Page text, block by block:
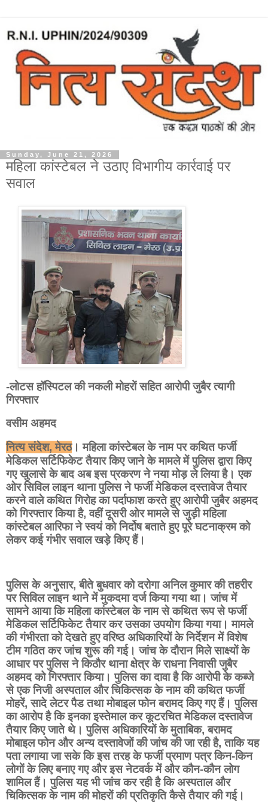
Sunday, June 21, 2026
महिला कांस्टेबल ने उठाए विभागीय कार्रवाई पर
सवाल
-लोटस हॉस्पिटल की नकली मोहरों सहित आरोपी जुबैर त्यागी
गिरफ्तार
वसीम अहमद
नित्य संदेश,मेरठ। महिला कांस्टेबल के नाम पर कथित फर्जी
मेडिकल सर्टिफिकेट तैयार किए जाने के मामले में पुलिस द्वारा किए
गए खुलासे के बाद अब इस प्रकरण ने नया मोड़ ले लिया है। एक
ओर सिविल लाइन थाना पुलिस ने फर्जी मेडिकल दस्तावेज तैयार
करने वाले कथित गिरोह का पर्दाफाश करते हुए आरोपी जुबैर अहमद
को गिरफ्तार किया है, वहीं दूसरी ओर मामले से जुड़ी महिला
कांस्टेबल आरिफा ने स्वयं को निर्दोष बताते हुए पूरे घटनाक्रम को
लेकर कई गंभीर सवाल खड़े किए हैं।
पुलिस के अनुसार, बीते बुधवार को दरोगा अनिल कुमार की तहरीर
पर सिविल लाइन थाने में मुकदमा दर्ज किया गया था। जांच में
सामने आया कि महिला कांस्टेबल के नाम से कथित रूप से फर्जी
मेडिकल सर्टिफिकेट तैयार कर उसका उपयोग किया गया। मामले
की गंभीरता को देखते हुए वरिष्ठ अधिकारियों के निर्देशन में विशेष
टीम गठित कर जांच शुरू की गई। जांच के दौरान मिले साक्ष्यों के
आधार पर पुलिस ने किठौर थाना क्षेत्र के राधना निवासी जुबैर
अहमद को गिरफ्तार किया। पुलिस का दावा है कि आरोपी के कब्जे
से एक निजी अस्पताल और चिकित्सक के नाम की कथित फर्जी
मोहरें, सादे लेटर पैड तथा मोबाइल फोन बरामद किए गए हैं। पुलिस
का आरोप है कि इनका इस्तेमाल कर कूटरचित मेडिकल दस्तावेज
तैयार किए जाते थे। पुलिस अधिकारियों के मुताबिक, बरामद
मोबाइल फोन और अन्य दस्तावेजों की जांच की जा रही है, ताकि यह
पता लगाया जा सके कि इस तरह के फर्जी प्रमाण पत्र किन-किन
लोगों के लिए बनाए गए और इस नेटवर्क में और कौन-कौन लोग
शामिल हैं। पुलिस यह भी जांच कर रही है कि अस्पताल और
चिकित्सक के नाम की मोहरों की प्रतिकृति कैसे तैयार की गई।